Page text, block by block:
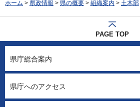
ホーム > 県政情報 > 県の概要 > 組織案内 > 土木部
PAGE TOP
県庁総合案内
県庁へのアクセス